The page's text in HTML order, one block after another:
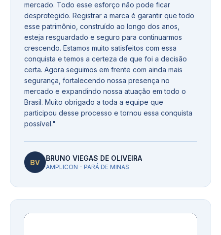
mercado. Todo esse esforço não pode ficar
desprotegido. Registrar a marca é garantir que todo
esse patrimônio, construído ao longo dos anos,
esteja resguardado e seguro para continuarmos
crescendo. Estamos muito satisfeitos com essa
conquista e temos a certeza de que foi a decisão
certa. Agora seguimos em frente com ainda mais
segurança, fortalecendo nossa presença no
mercado e expandindo nossa atuação em todo o
Brasil. Muito obrigado a toda a equipe que
participou desse processo e tornou essa conquista
possível."
BV BRUNO VIEGAS DE OLIVEIRA
AMPLICON - PARÁ DE MINAS